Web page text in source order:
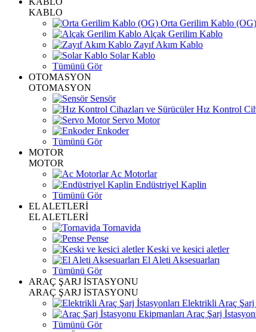
KABLO
Orta Gerilim Kablo (OG)
Alçak Gerilim Kablo
Zayıf Akım Kablo
Solar Kablo
Tümünü Gör
OTOMASYON
OTOMASYON
Sensör
Hız Kontrol
Servo Motor
Enkoder
Tümünü Gör
MOTOR
MOTOR
Ac Motorlar
Endüstriyel Kaplin
Tümünü Gör
EL ALETLERİ
EL ALETLERİ
Tornavida
Pense
Keski ve kesici aletler
El Aleti Aksesuarları
Tümünü Gör
ARAÇ ŞARJ İSTASYONU
ARAÇ ŞARJ İSTASYONU
Elektrikli Araç Şarj
Araç Şarj
Tümünü Gör